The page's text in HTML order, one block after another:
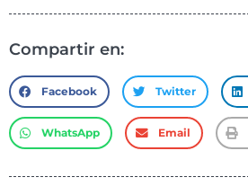
Compartir en:
Facebook Twitter
WhatsApp Email